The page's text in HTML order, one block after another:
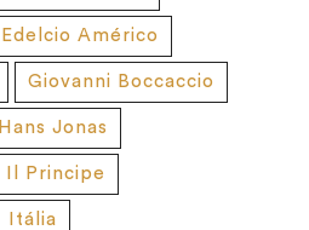
Edelcio Américo
Giovanni Boccaccio
Hans Jonas
Il Principe
Itália